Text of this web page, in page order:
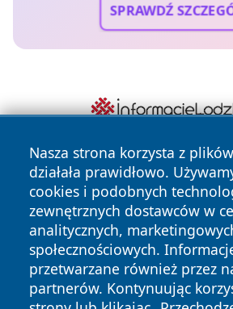
SPRAWDŹ
Nasza strona korzysta z
działała prawidłowo.
cookies i podobnych
zewnętrznych dostawców w
analitycznych,
społecznościowych.
przetwarzane również przez
partnerów. Kontynuując
Copyright © 2026
zastrzeżone.